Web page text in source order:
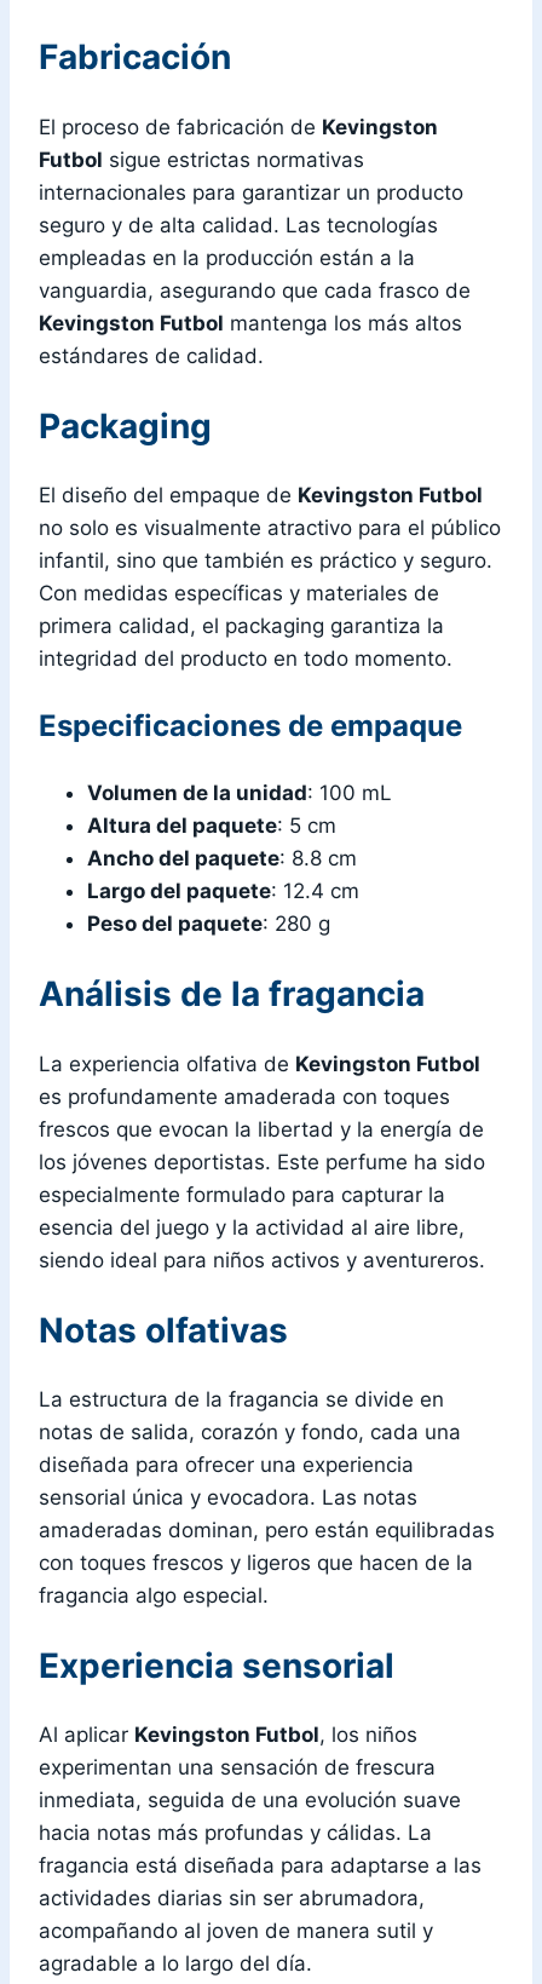
Fabricación
El proceso de fabricación de Kevingston
Futbol sigue estrictas normativas
internacionales para garantizar un producto
seguro y de alta calidad. Las tecnologías
empleadas en la producción están a la
vanguardia, asegurando que cada frasco de
Kevingston Futbol mantenga los más altos
estándares de calidad.
Packaging
El diseño del empaque de Kevingston Futbol
no solo es visualmente atractivo para el público
infantil, sino que también es práctico y seguro.
Con medidas específicas y materiales de
primera calidad, el packaging garantiza la
integridad del producto en todo momento.
Especificaciones de empaque
Volumen de la unidad: 100 mL
Altura del paquete: 5 cm
Ancho del paquete: 8.8 cm
Largo del paquete: 12.4 cm
Peso del paquete: 280 g
Análisis de la fragancia
La experiencia olfativa de Kevingston Futbol
es profundamente amaderada con toques
frescos que evocan la libertad y la energía de
los jóvenes deportistas. Este perfume ha sido
especialmente formulado para capturar la
esencia del juego y la actividad al aire libre,
siendo ideal para niños activos y aventureros.
Notas olfativas
La estructura de la fragancia se divide en
notas de salida, corazón y fondo, cada una
diseñada para ofrecer una experiencia
sensorial única y evocadora. Las notas
amaderadas dominan, pero están equilibradas
con toques frescos y ligeros que hacen de la
fragancia algo especial.
Experiencia sensorial
Al aplicar Kevingston Futbol, los niños
experimentan una sensación de frescura
inmediata, seguida de una evolución suave
hacia notas más profundas y cálidas. La
fragancia está diseñada para adaptarse a las
actividades diarias sin ser abrumadora,
acompañando al joven de manera sutil y
agradable a lo largo del día.